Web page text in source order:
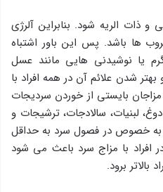
ذات الریه شود. بنابراین آلرژی
ها باشد. پس این باور اشتباه
یا نوشیدنی هایی مانند عسل
شدن علائم آن در همه افراد با
بایستی از خوردن سردیجات
لبنیات، سالادجات، ترشیجات و
به خصوص در فصول سرد به حداقل
افراد با مزاج سرد باعث می شود
بالاتر برود.